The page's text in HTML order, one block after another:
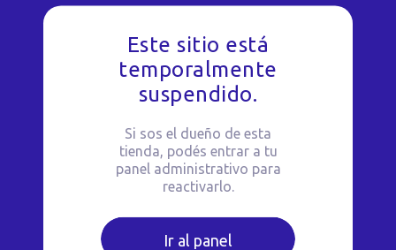
Este sitio está
temporalmente
suspendido.
Si sos el dueño de esta
tienda, podés entrar a tu
panel administrativo para
reactivarlo.
Ir al panel